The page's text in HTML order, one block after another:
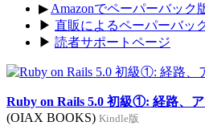
▶ Amazonでペーパーバック
▶ 直販によるペーパーバッ
▶ 読者サポートページ
Ruby on Rails 5.0 初級①: 経路、
(OIAX BOOKS) Kindle版